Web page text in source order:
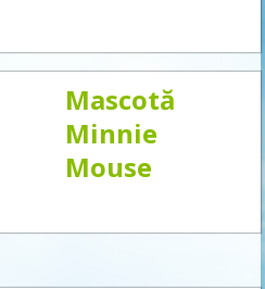
Mascotă
Minnie
Mouse